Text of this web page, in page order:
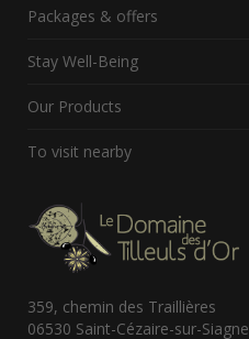
Packages & offers
Stay Well-Being
Our Products
To visit nearby
359, chemin des Traillières
06530 Saint-Cézaire-sur-Siagne